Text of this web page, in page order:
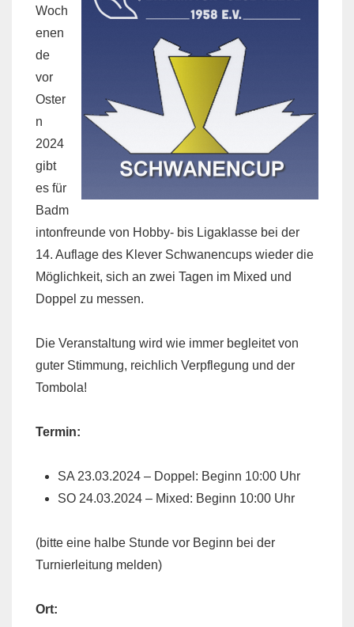
Woch
enen
de
vor
Oster
n
2024
gibt
es für
Badm
intonfreunde von Hobby- bis Ligaklasse bei der
14. Auflage des Klever Schwanencups wieder die
Möglichkeit, sich an zwei Tagen im Mixed und
Doppel zu messen.
Die Veranstaltung wird wie immer begleitet von
guter Stimmung, reichlich Verpflegung und der
Tombola!
Termin:
SA 23.03.2024 – Doppel: Beginn 10:00 Uhr
SO 24.03.2024 – Mixed: Beginn 10:00 Uhr
(bitte eine halbe Stunde vor Beginn bei der
Turnierleitung melden)
Ort: